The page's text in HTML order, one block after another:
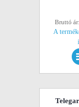
Bruttó
A